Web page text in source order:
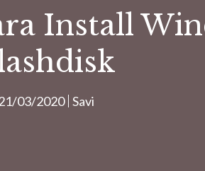
Install
03/2020 Savi